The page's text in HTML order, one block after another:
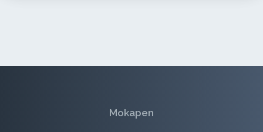
Mokapen